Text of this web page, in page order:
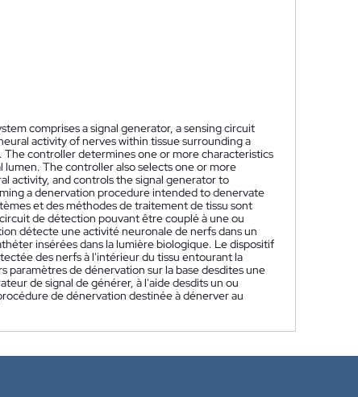
comprises a signal generator, a sensing circuit
activity of nerves within tissue surrounding a
controller determines one or more characteristics
The controller also selects one or more
activity, and controls the signal generator to
a denervation procedure intended to denervate
et des méthodes de traitement de tissu sont
de détection pouvant être couplé à une ou
détecte une activité neuronale de nerfs dans un
insérées dans la lumière biologique. Le dispositif
des nerfs à l'intérieur du tissu entourant la
de dénervation sur la base desdites une
de signal de générer, à l'aide desdits un ou
de dénervation destinée à dénerver au